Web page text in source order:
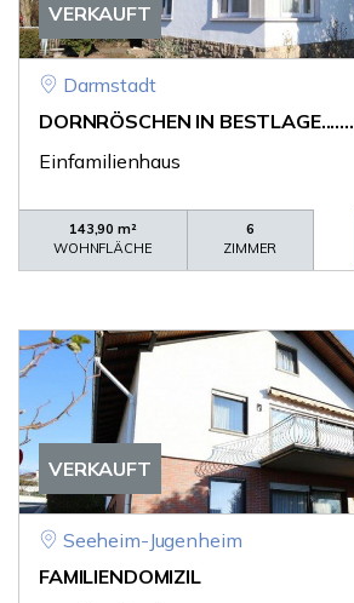
VERKAUFT
Darmstadt
DORNRÖSCHEN IN BESTLAGE.......
Einfamilienhaus
143,90 m²
WOHNFLÄCHE
6
ZIMMER
VERKAUFT
Seeheim-Jugenheim
FAMILIENDOMIZIL